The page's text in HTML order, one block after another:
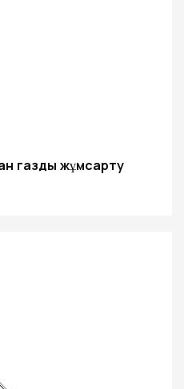
газды жұмсарту
қапталған
жоғары/жұмсақ/еркін